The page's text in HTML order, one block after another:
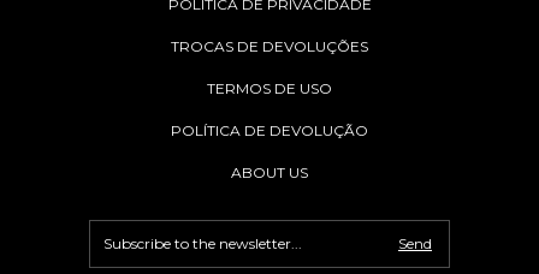
POLÍTICA DE PRIVACIDADE
TROCAS DE DEVOLUÇÕES
TERMOS DE USO
POLÍTICA DE DEVOLUÇÃO
ABOUT US